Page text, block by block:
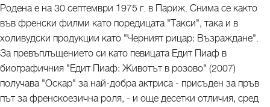
Родена е на 30 септември 1975 г. в Париж. Снима се както
във френски филми като поредицата "Такси", така и в
холивудски продукции като "Черният рицар: Възраждане".
За превъплъщението си като певицата Едит Пиаф в
биографичния "Едит Пиаф: Животът в розово" (2007)
получава "Оскар" за най-добра актриса - присъден за пръв
път за френскоезична роля, - и още десетки отличия, сред